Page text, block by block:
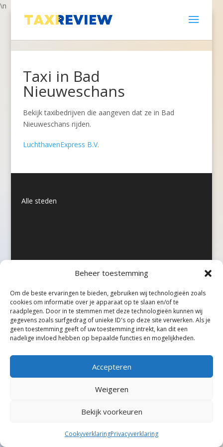
Beheer toestemming
Om de beste ervaringen te bieden, gebruiken wij technologieën zoals
cookies om informatie over je apparaat op te slaan en/of te
raadplegen. Door in te stemmen met deze technologieën kunnen wij
gegevens zoals surfgedrag of unieke ID's op deze site verwerken. Als je
geen toestemming geeft of uw toestemming intrekt, kan dit een
nadelige invloed hebben op bepaalde functies en mogelijkheden.
Accepteren
Weigeren
Bekijk voorkeuren
CookyverklaringPrivacyverklaring
\n
Taxi in Bad
Nieuweschans
Bekijk taxibedrijven die aangeven dat ze in Bad
Nieuweschans rijden.
LuchthavenExpress B.V.
Alle steden
©Taxireview, alle rechten voorbehouden.